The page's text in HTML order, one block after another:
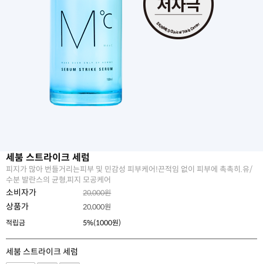
세붐 스트라이크 세럼
피지가 많아 번들거리는피부 및 민감성 피부케어!끈적임 없이 피부에 촉촉히.유/
수분 발란스의 균형,피지 모공케어
소비자가 20,000원
상품가 20,000원
적립금
5%(1000원)
세붐 스트라이크 세럼